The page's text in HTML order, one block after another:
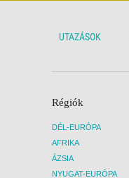
UTAZÁSOK
Régiók
DÉL-EURÓPA
AFRIKA
ÁZSIA
NYUGAT-EURÓPA